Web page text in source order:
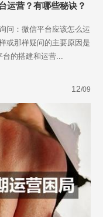
运营？有哪些秘诀？
问：微信平台应该怎么运
或那样疑问的主要原因是
台的搭建和运营...
12/09